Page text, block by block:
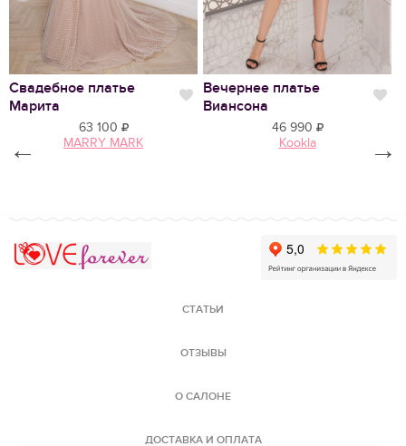
Свадебное платье
Марита
Нравится
63 100
MARRY MARK
Вечернее платье
Виансона
46 990
Kookla
← →
СТАТЬИ
ОТЗЫВЫ
О САЛОНЕ
ДОСТАВКА И ОПЛАТА